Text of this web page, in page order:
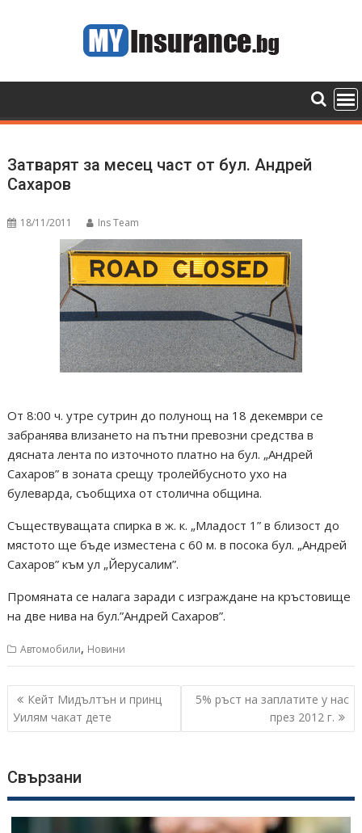
Затварят за месец част от бул. Андрей
Сахаров
18/11/2011 Ins Team
От 8:00 ч. утре сутрин до полунощ на 18 декември се
забранява влизането на пътни превозни средства в
дясната лента по източното платно на бул. „Андрей
Сахаров” в зоната срещу тролейбусното ухо на
булеварда, съобщиха от столична община.
Съществуващата спирка в ж. к. „Младост 1” в близост до
мястото ще бъде изместена с 60 м. в посока бул. „Андрей
Сахаров” към ул „Йерусалим”.
Промяната се налага заради с изграждане на кръстовище
на две нива на бул.”Андрей Сахаров”.
Автомобили, Новини
Навигация
Кейт Мидълтън и принц
Уилям чакат дете
5% ръст на заплатите у нас
през 2012 г.
Свързани